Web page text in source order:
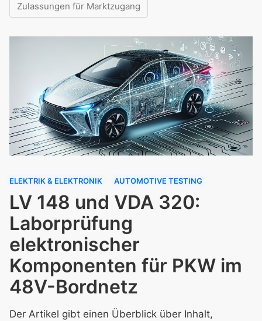
Zulassungen für Marktzugang
ELEKTRIK & ELEKTRONIK AUTOMOTIVE TESTING
LV 148 und VDA 320:
Laborprüfung
elektronischer
Komponenten für PKW im
48V-Bordnetz
Der Artikel gibt einen Überblick über Inhalt,